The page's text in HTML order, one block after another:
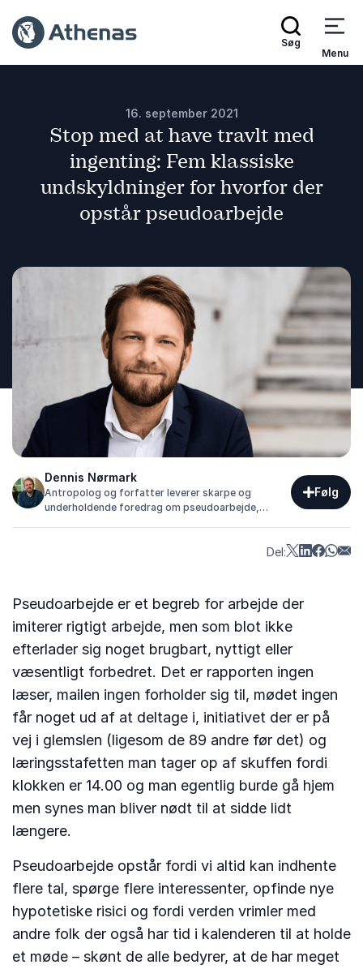
Søg
Menu
16. september 2021
Stop med at have travlt med
ingenting: Fem klassiske
undskyldninger for hvorfor der
opstår pseudoarbejde
Dennis Nørmark
Antropolog og forfatter leverer skarpe og
underholdende foredrag om pseudoarbejde,
Følg
Del:
Pseudoarbejde er et begreb for arbejde der
imiterer rigtigt arbejde, men som blot ikke
efterlader sig noget brugbart, nyttigt eller
væsentligt forbedret. Det er rapporten ingen
læser, mailen ingen forholder sig til, mødet ingen
får noget ud af at deltage i, initiativet der er på
vej i glemslen (ligesom de 89 andre før det) og
læringsstafetten man tager op af skuffen fordi
klokken er 14.00 og man egentlig burde gå hjem
men synes man bliver nødt til at sidde lidt
længere.
Pseudoarbejde opstår fordi vi altid kan indhente
flere tal, spørge flere interessenter, opfinde nye
hypotetiske risici og fordi verden vrimler med
andre folk der også har tid i kalenderen til at holde
et møde – skønt de alle bedyrer, at de har meget